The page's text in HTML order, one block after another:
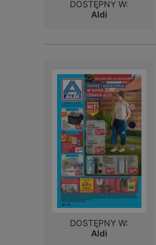
DOSTĘPNY W:
Aldi
DOSTĘPNY W:
Aldi